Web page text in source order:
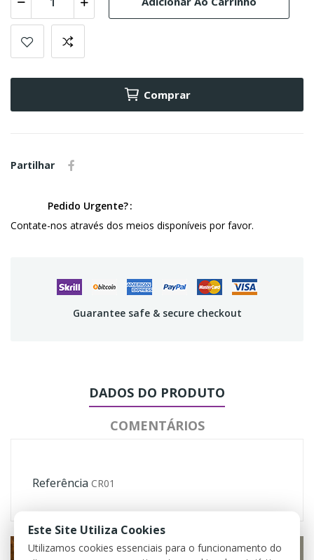
Comprar
Partilhar
Pedido Urgente?
Contate-nos através dos meios disponíveis por favor.
Guarantee safe & secure checkout
DADOS DO PRODUTO
COMENTÁRIOS
Referência CR01
Este Site Utiliza Cookies
Utilizamos cookies essenciais para o funcionamento do